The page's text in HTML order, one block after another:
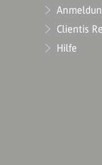
Clientis
Hilfe